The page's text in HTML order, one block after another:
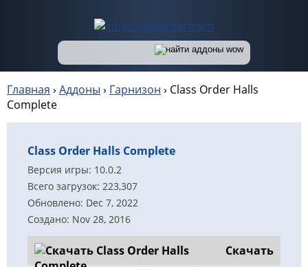
Главная › Аддоны › Гарнизон › Class Order Halls
Complete
Class Order Halls Complete
Версия игры: 10.0.2
Всего загрузок: 223,307
Обновлено: Dec 7, 2022
Создано: Nov 28, 2016
Скачать